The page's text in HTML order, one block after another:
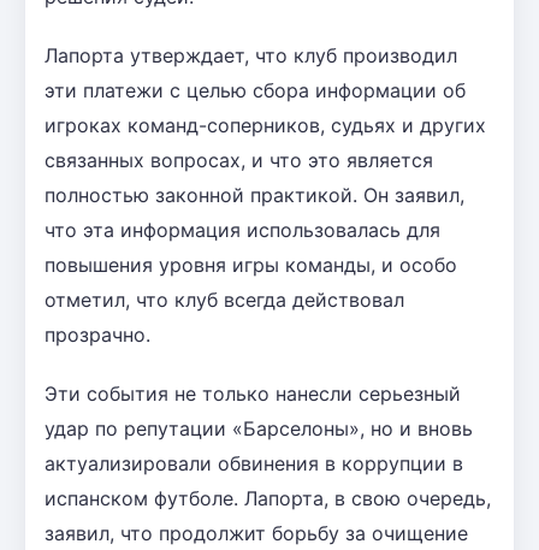
Лапорта утверждает, что клуб производил
эти платежи с целью сбора информации об
игроках команд-соперников, судьях и других
связанных вопросах, и что это является
полностью законной практикой. Он заявил,
что эта информация использовалась для
повышения уровня игры команды, и особо
отметил, что клуб всегда действовал
прозрачно.
Эти события не только нанесли серьезный
удар по репутации «Барселоны», но и вновь
актуализировали обвинения в коррупции в
испанском футболе. Лапорта, в свою очередь,
заявил, что продолжит борьбу за очищение